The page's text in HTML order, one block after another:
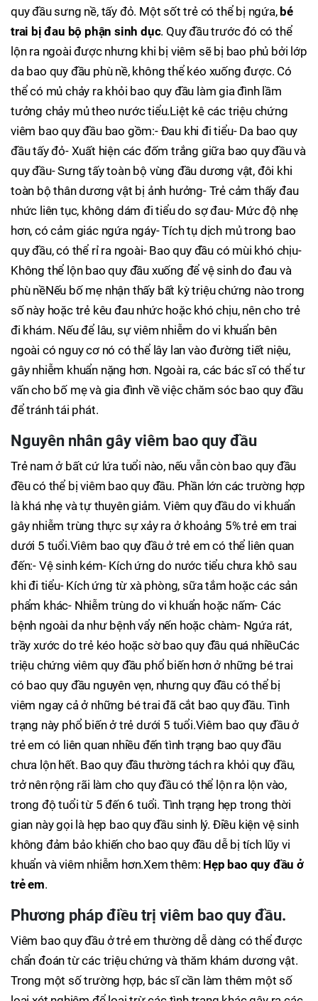
quy đầu sưng nề, tấy đỏ. Một sốt trẻ có thể bị ngứa, bé
trai bị đau bộ phận sinh dục. Quy đầu trước đó có thể
lộn ra ngoài được nhưng khi bị viêm sẽ bị bao phủ bởi lớp
da bao quy đầu phù nề, không thể kéo xuống được. Có
thể có mủ chảy ra khỏi bao quy đầu làm gia đình lầm
tưởng chảy mủ theo nước tiểu.Liệt kê các triệu chứng
viêm bao quy đầu bao gồm:- Đau khi đi tiểu- Da bao quy
đầu tấy đỏ- Xuất hiện các đốm trắng giữa bao quy đầu và
quy đầu- Sưng tấy toàn bộ vùng đầu dương vật, đôi khi
toàn bộ thân dương vật bị ảnh hưởng- Trẻ cảm thấy đau
nhức liên tục, không dám đi tiểu do sợ đau- Mức độ nhẹ
hơn, có cảm giác ngứa ngáy- Tích tụ dịch mủ trong bao
quy đầu, có thể rỉ ra ngoài- Bao quy đầu có mùi khó chịu-
Không thể lộn bao quy đầu xuống để vệ sinh do đau và
phù nềNếu bố mẹ nhận thấy bất kỳ triệu chứng nào trong
số này hoặc trẻ kêu đau nhức hoặc khó chịu, nên cho trẻ
đi khám. Nếu để lâu, sự viêm nhiễm do vi khuẩn bên
ngoài có nguy cơ nó có thể lây lan vào đường tiết niệu,
gây nhiễm khuẩn nặng hơn. Ngoài ra, các bác sĩ có thể tư
vấn cho bố mẹ và gia đình về việc chăm sóc bao quy đầu
để tránh tái phát.
Nguyên nhân gây viêm bao quy đầu
Trẻ nam ở bất cứ lứa tuổi nào, nếu vẫn còn bao quy đầu
đều có thể bị viêm bao quy đầu. Phần lớn các trường hợp
là khá nhẹ và tự thuyên giảm. Viêm quy đầu do vi khuẩn
gây nhiễm trùng thực sự xảy ra ở khoảng 5% trẻ em trai
dưới 5 tuổi.Viêm bao quy đầu ở trẻ em có thể liên quan
đến:- Vệ sinh kém- Kích ứng do nước tiểu chưa khô sau
khi đi tiểu- Kích ứng từ xà phòng, sữa tắm hoặc các sản
phẩm khác- Nhiễm trùng do vi khuẩn hoặc nấm- Các
bệnh ngoài da như bệnh vẩy nến hoặc chàm- Ngứa rát,
trầy xước do trẻ kéo hoặc sờ bao quy đầu quá nhiềuCác
triệu chứng viêm quy đầu phổ biến hơn ở những bé trai
có bao quy đầu nguyên vẹn, nhưng quy đầu có thể bị
viêm ngay cả ở những bé trai đã cắt bao quy đầu. Tình
trạng này phổ biến ở trẻ dưới 5 tuổi.Viêm bao quy đầu ở
trẻ em có liên quan nhiều đến tình trạng bao quy đầu
chưa lộn hết. Bao quy đầu thường tách ra khỏi quy đầu,
trở nên rộng rãi làm cho quy đầu có thể lộn ra lộn vào,
trong độ tuổi từ 5 đến 6 tuổi. Tình trạng hẹp trong thời
gian này gọi là hẹp bao quy đầu sinh lý. Điều kiện vệ sinh
không đảm bảo khiến cho bao quy đầu dễ bị tích lũy vi
khuẩn và viêm nhiễm hơn.Xem thêm: Hẹp bao quy đầu ở
trẻ em.
Phương pháp điều trị viêm bao quy đầu.
Viêm bao quy đầu ở trẻ em thường dễ dàng có thể được
chẩn đoán từ các triệu chứng và thăm khám dương vật.
Trong một số trường hợp, bác sĩ cần làm thêm một số